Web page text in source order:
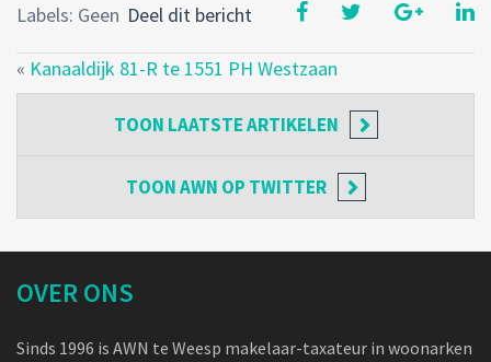
Deel dit bericht
Labels: Geen
« Kanaaldijk 81-R te 1551 PH Westzaan
TOON LAATSTE ARTIKELEN
TOONAWN OP TWITTER
OVER ONS
Sinds 1996 is AWN te Weesp makelaar-taxateur in woonarken